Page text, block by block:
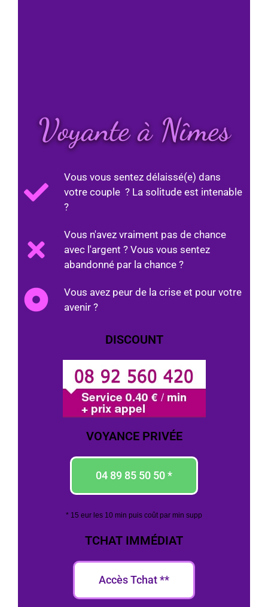
Voyante à Nîmes
Vous vous sentez délaissé(e) dans
votre couple ? La solitude est intenable
?
Vous n'avez vraiment pas de chance
avec l'argent ? Vous vous sentez
abandonné par la chance ?
Vous avez peur de la crise et pour votre
avenir ?
DISCOUNT
VOYANCE PRIVÉE
04 89 85 50 50 *
* 15 eur les 10 min puis coût par min supp
TCHAT IMMÉDIAT
Accès Tchat **